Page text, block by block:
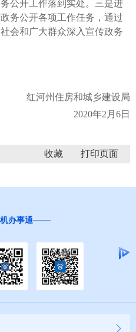
公开工作落到实处。三是进
务公开各项工作任务，通过
会和广大群众深入宣传政务
红河州住房和城乡建设局
2020年2月6日
收藏